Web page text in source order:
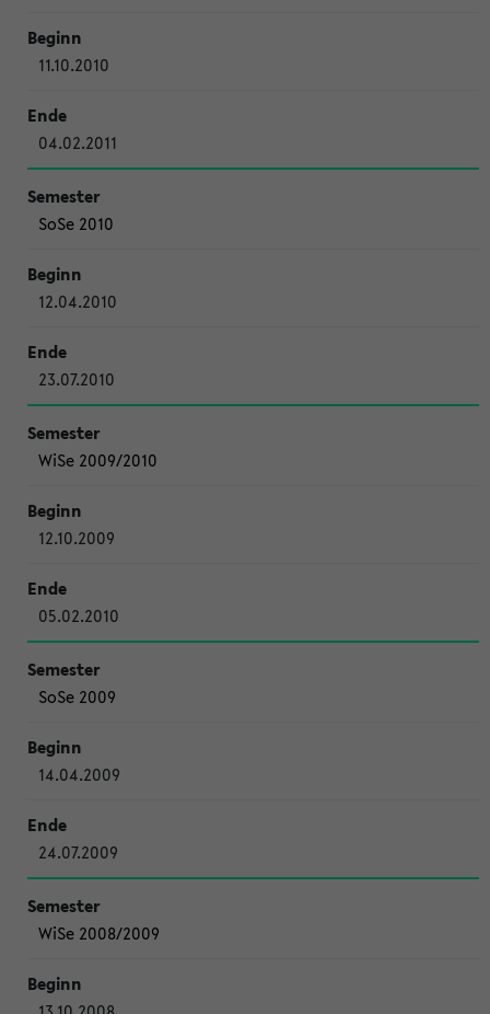
11.10.2010
04.02.2011
SoSe 2010
12.04.2010
23.07.2010
WiSe 2009/2010
12.10.2009
05.02.2010
SoSe 2009
14.04.2009
24.07.2009
WiSe 2008/2009